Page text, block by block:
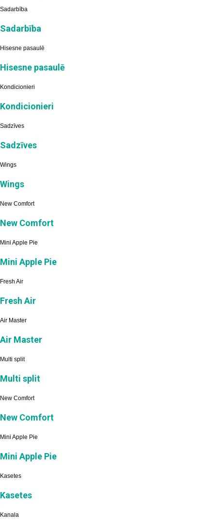
Sadarbība
Sadarbība
Hisesne pasaulē
Hisesne pasaulē
Kondicionieri
Kondicionieri
Sadzīves
Sadzīves
Wings
Wings
New Comfort
New Comfort
Mini Apple Pie
Mini Apple Pie
Fresh Air
Fresh Air
Air Master
Air Master
Multi split
Multi split
New Comfort
New Comfort
Mini Apple Pie
Mini Apple Pie
Kasetes
Kasetes
Kanala